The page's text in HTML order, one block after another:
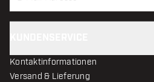
Kontaktinformationen
Versand & Lieferung